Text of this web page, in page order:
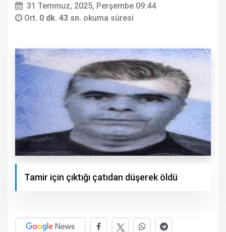
31 Temmuz, 2025, Perşembe 09:44
Ort. 0 dk. 43 sn. okuma süresi
Tamir için çıktığı çatıdan düşerek öldü